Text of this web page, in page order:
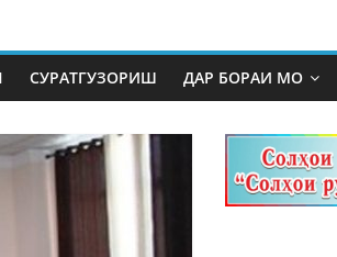
СУРАТГУЗОРИШ ДАР БОРАИ МО